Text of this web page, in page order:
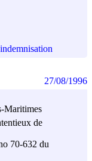
Maritimes
de
70-632 du
27/08/1996